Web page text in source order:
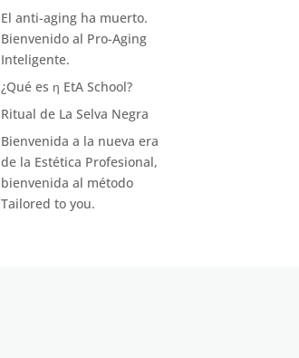
El anti-aging ha muerto.
Bienvenido al Pro-Aging
Inteligente.
¿Qué es η EtA School?
Ritual de La Selva Negra
Bienvenida a la nueva era
de la Estética Profesional,
bienvenida al método
Tailored to you.